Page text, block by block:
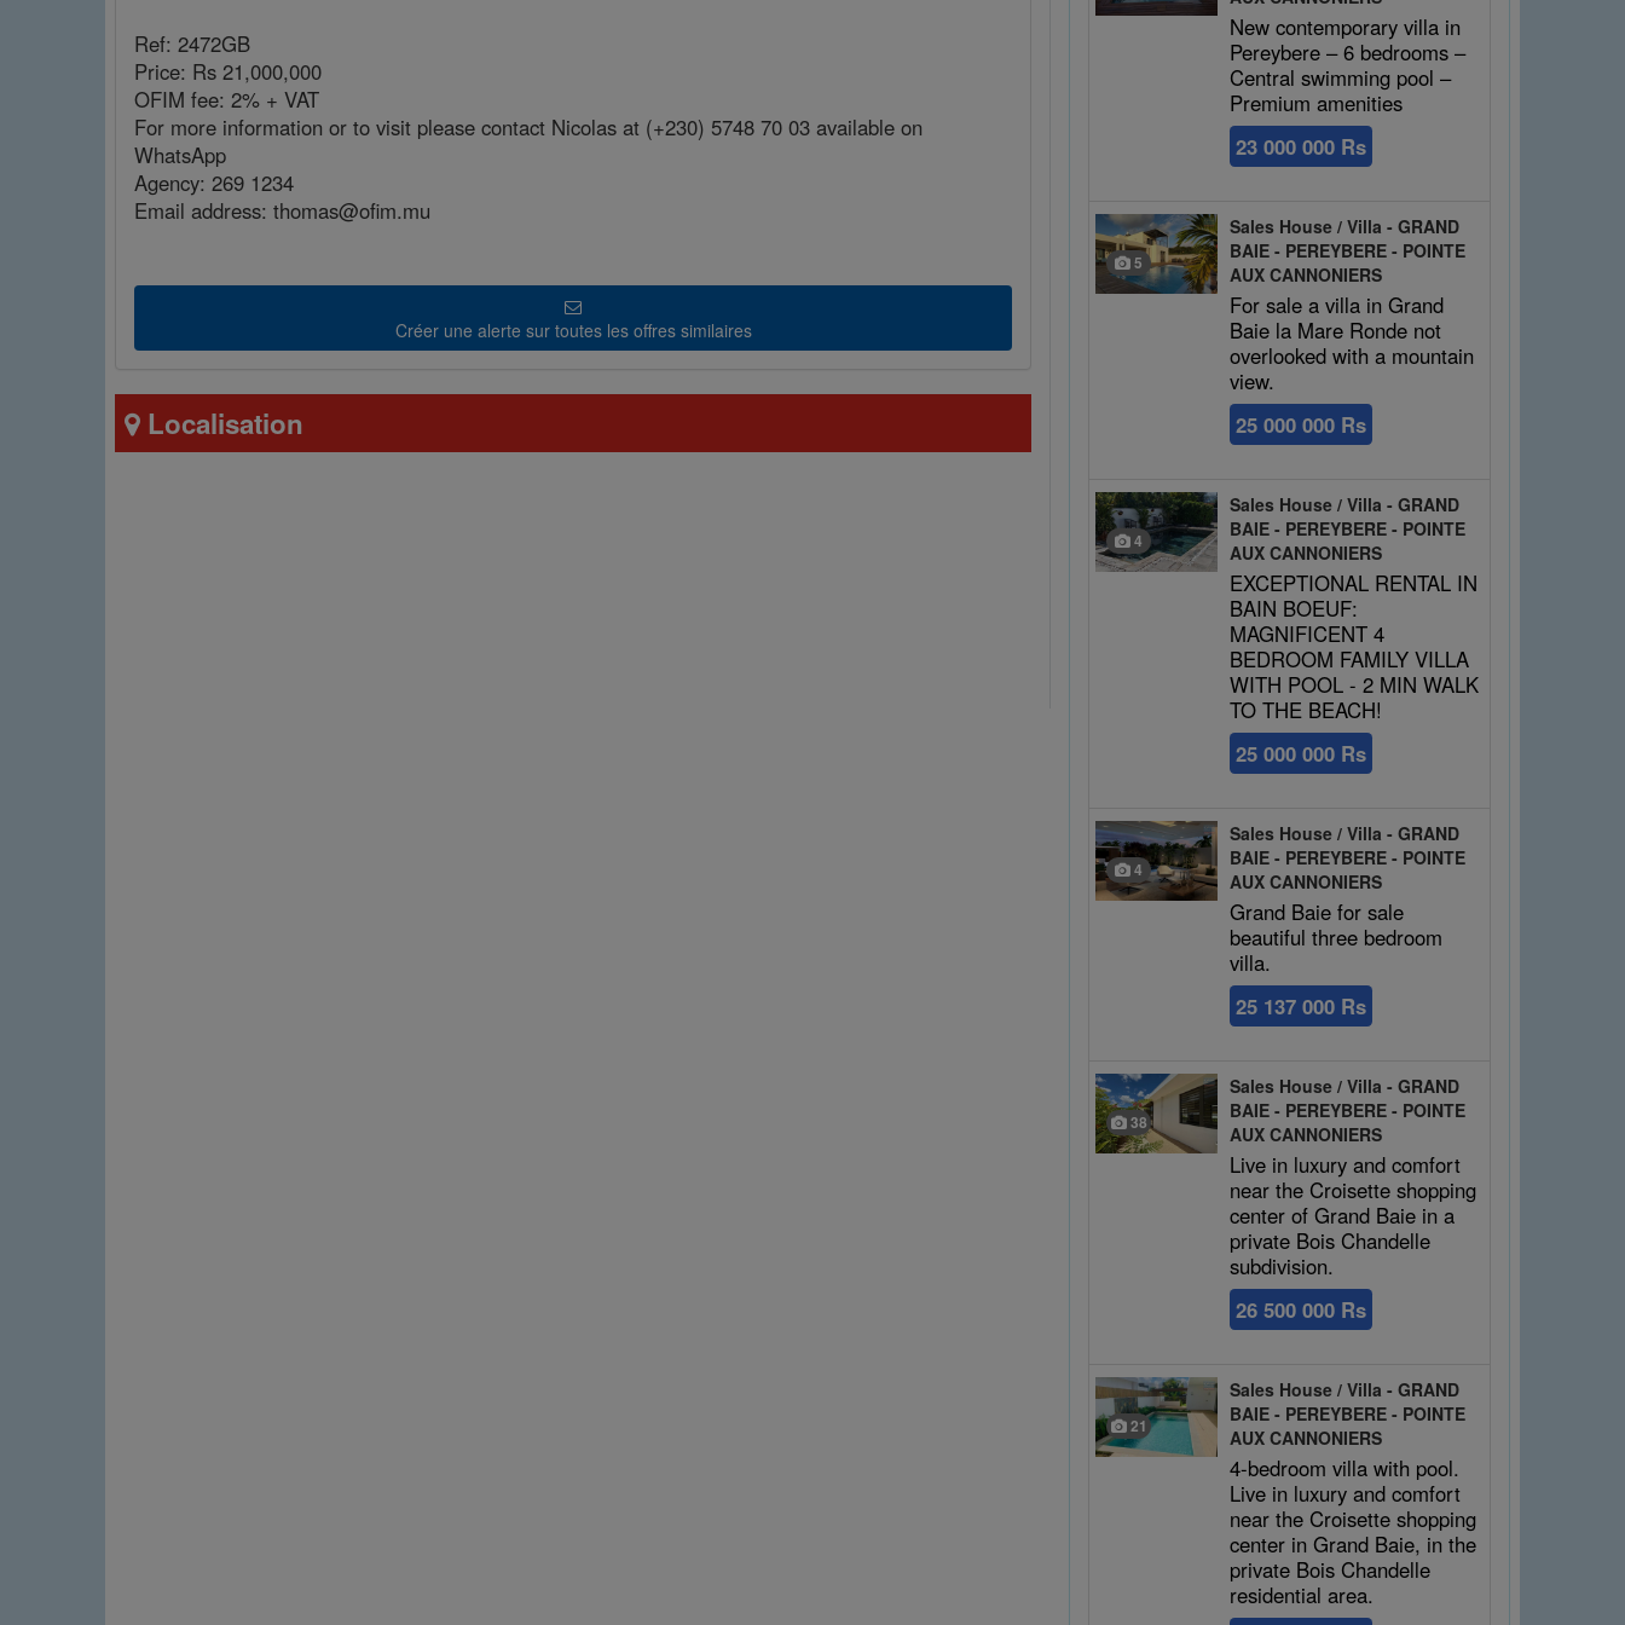
Ref: 2472GB
Price: Rs 21,000,000
OFIM fee: 2% + VAT
For more information or to visit please contact Nicolas at (+230) 5748 70 03 available on
WhatsApp
Agency: 269 1234
Email address: thomas@ofim.mu
Créer une alerte sur toutes les offres similaires
Localisation
New contemporary villa in
Pereybere – 6 bedrooms –
Central swimming pool –
Premium amenities
23 000 000 Rs
5
Sales House / Villa - GRAND
BAIE - PEREYBERE - POINTE
AUX CANNONIERS
For sale a villa in Grand
Baie la Mare Ronde not
overlooked with a mountain
view.
25 000 000 Rs
4
Sales House / Villa - GRAND
BAIE - PEREYBERE - POINTE
AUX CANNONIERS
EXCEPTIONAL RENTAL IN
BAIN BOEUF:
MAGNIFICENT 4
BEDROOM FAMILY VILLA
WITH POOL - 2 MIN WALK
TO THE BEACH!
25 000 000 Rs
4
Sales House / Villa - GRAND
BAIE - PEREYBERE - POINTE
AUX CANNONIERS
Grand Baie for sale
beautiful three bedroom
villa.
25 137 000 Rs
38
Sales House / Villa - GRAND
BAIE - PEREYBERE - POINTE
AUX CANNONIERS
Live in luxury and comfort
near the Croisette shopping
center of Grand Baie in a
private Bois Chandelle
subdivision.
26 500 000 Rs
21
Sales House / Villa - GRAND
BAIE - PEREYBERE - POINTE
AUX CANNONIERS
4-bedroom villa with pool.
Live in luxury and comfort
near the Croisette shopping
center in Grand Baie, in the
private Bois Chandelle
residential area.